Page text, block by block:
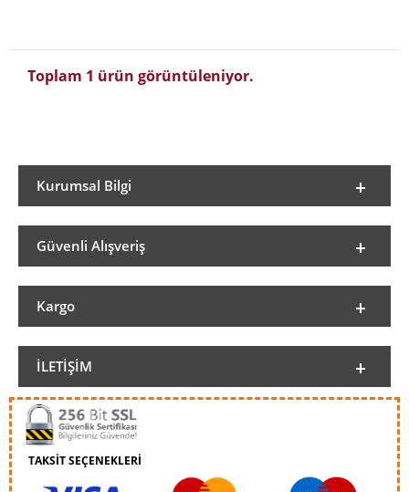
Toplam 1 ürün görüntüleniyor.
Kurumsal Bilgi
Güvenli Alışveriş
Kargo
İLETIŞIM
TAKSİT SEÇENEKLERİ